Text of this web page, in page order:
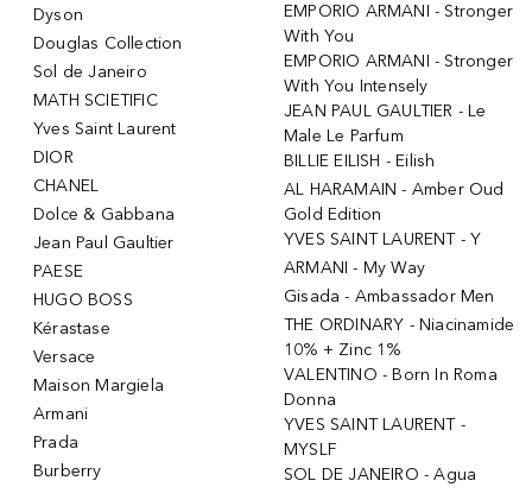
Dyson
Douglas Collection
Sol de Janeiro
MATH SCIETIFIC
Yves Saint Laurent
DIOR
CHANEL
Dolce & Gabbana
Jean Paul Gaultier
PAESE
HUGO BOSS
Kérastase
Versace
Maison Margiela
Armani
Prada
Burberry
EMPORIO ARMANI - Stronger
With You
EMPORIO ARMANI - Stronger
With You Intensely
JEAN PAUL GAULTIER - Le
Male Le Parfum
BILLIE EILISH - Eilish
AL HARAMAIN - Amber Oud
Gold Edition
YVES SAINT LAURENT - Y
ARMANI - My Way
Gisada - Ambassador Men
THE ORDINARY - Niacinamide
10% + Zinc 1%
VALENTINO - Born In Roma
Donna
YVES SAINT LAURENT -
MYSLF
SOL DE JANEIRO - Agua